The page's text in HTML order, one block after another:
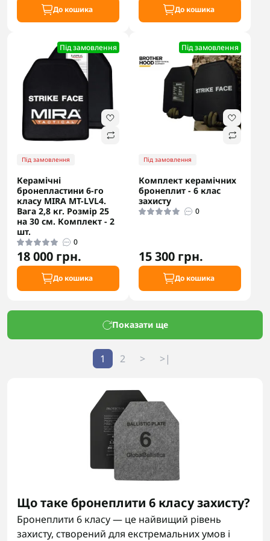
До кошика До кошика
Під замовлення
Під замовлення
Керамічні
бронепластини 6-го
класу MIRA MT-LVL4.
Вага 2,8 кг. Розмір 25
на 30 см. Комплект - 2
шт.
0
18 000 грн.
До кошика
Під замовлення
Під замовлення
Комплект керамічних
бронеплит - 6 клас
захисту
0
15 300 грн.
До кошика
Показати ще
1 2 > >|
Що таке бронеплити 6 класу захисту?
Бронеплити 6 класу — це найвищий рівень
захисту, створений для екстремальних умов і